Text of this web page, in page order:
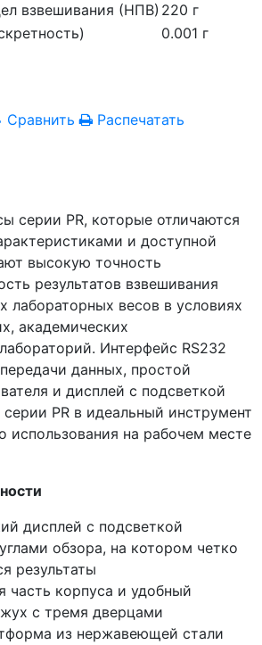
взвешивания (НПВ) 220 г
0.001 г
Сравнить Распечатать
серии PR, которые отличаются
и доступной
высокую точность
результатов взвешивания
лабораторных весов в условиях
академических
Интерфейс RS232
данных, простой
и дисплей с подсветкой
PR в идеальный инструмент
использования на рабочем месте
дисплей с подсветкой
обзора, на котором четко
результаты
часть корпуса и удобный
с тремя дверцами
из нержавеющей стали